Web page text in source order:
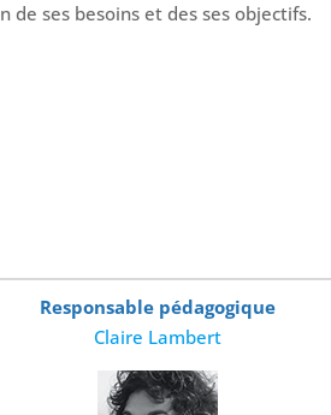
ses besoins et des ses objectifs.
Responsable pédagogique
Claire Lambert